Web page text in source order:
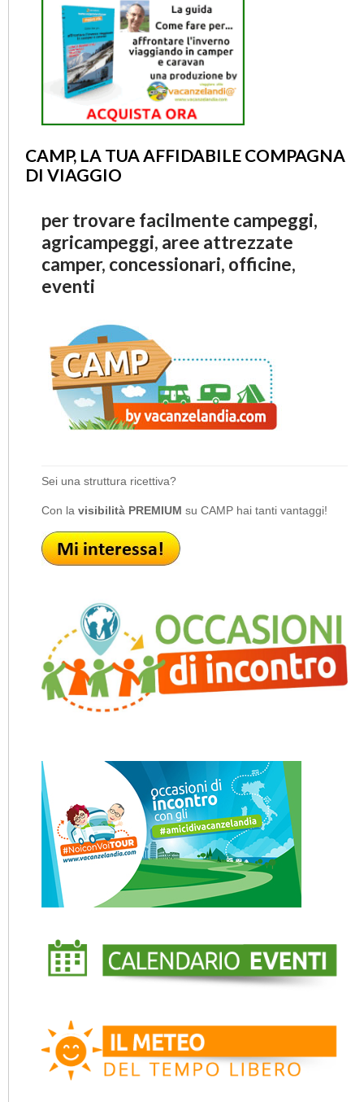
CAMP, LA TUA AFFIDABILE COMPAGNA
DI VIAGGIO
per trovare facilmente campeggi,
agricampeggi, aree attrezzate
camper, concessionari, officine,
eventi
Sei una struttura ricettiva?
Con la visibilità PREMIUM su CAMP hai tanti vantaggi!